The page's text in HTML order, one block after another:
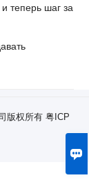
теперь шаг за
版权所有 粤ICP
